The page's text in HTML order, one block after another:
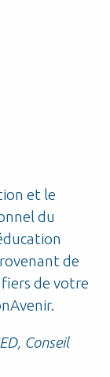
et le
du
de
de votre
Conseil